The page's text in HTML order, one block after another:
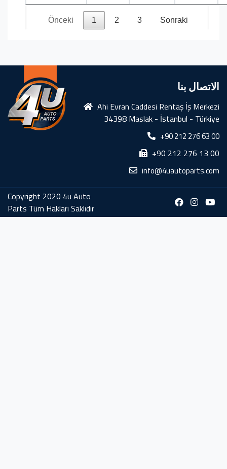
Önceki 1 2 3 Sonraki
الاتصال بنا
Ahi Evran Caddesi Rentaş İş Merkezi
34398 Maslak - İstanbul - Türkiye
+90 212 276 63 00
+90 212 276 13 00
info@4uautoparts.com
Copyright 2020 4u Auto
Parts Tüm Hakları Saklıdır